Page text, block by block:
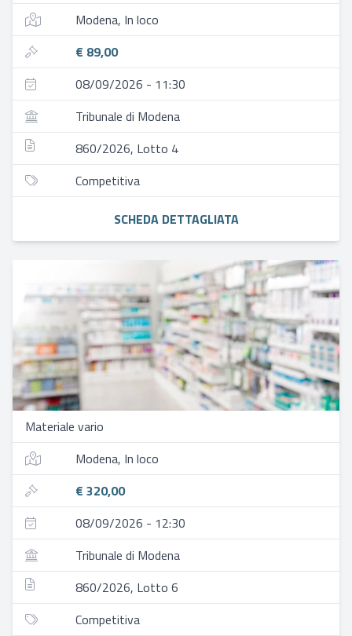
Modena, In loco
€ 89,00
08/09/2026 - 11:30
Tribunale di Modena
860/2026, Lotto 4
Competitiva
SCHEDA DETTAGLIATA
Materiale vario
Modena, In loco
€ 320,00
08/09/2026 - 12:30
Tribunale di Modena
860/2026, Lotto 6
Competitiva